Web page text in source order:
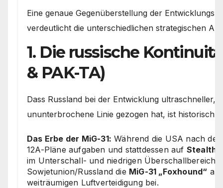
Eine genaue Gegenüberstellung der
verdeutlicht die unterschiedlichen strategischen
1. Die russische
& PAK-TA)
Dass Russland bei der Entwicklung ultraschneller,
ununterbrochene Linie gezogen hat, ist historisch
Das Erbe der MiG-31: Während die USA nach
12A-Pläne aufgaben und stattdessen auf Stealth-
im Unterschall- und niedrigen Überschallbereich
Sowjetunion/Russland die MiG-31 „Foxhound“
weiträumigen Luftverteidigung bei.